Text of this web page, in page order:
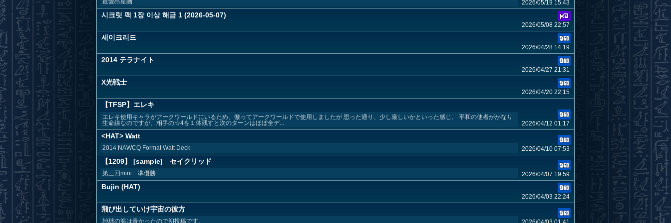
最愛昂星團 2026/05/19 15:43
시크릿 팩 1장 이상 해금 1 (2026-05-07)
2026/05/08 22:57
세이크리드
2026/04/28 14:19
2014 テラナイト
2026/04/27 21:31
X光戦士
2026/04/20 22:15
【TFSP】エレキ
エレキ使用キャラがアークワールドにいるため、倣ってアークワールドで使用しましたが 思った通り、少し厳しいかといった感じ。 平和の使者がかなり
生命線なのですが、相手の☆4を１体残すと次のターンはほぼ全デ...
2026/04/12 01:17
<HAT> Watt
2014 NAWCQ Format Watt Deck 2026/04/10 07:53
【1209】 [sample] セイクリッド
第三回mini 準優勝 2026/04/07 19:59
Bujin (HAT)
2026/04/03 22:24
飛び出していけ宇宙の彼方
地球の海は青かったので初投稿です。